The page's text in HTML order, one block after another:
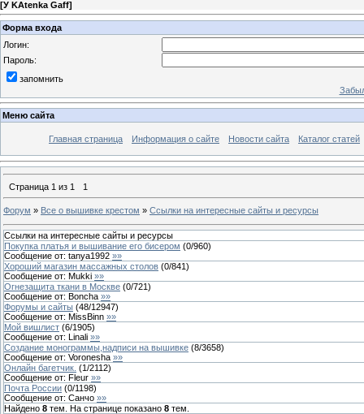
[У KAtenka Gaff]
Форма входа
Логин:
Пароль:
запомнить
Меню сайта
Главная страница Информация о сайте Новости сайта Каталог статей
Страница 1 из 1 1
Форум » Все о вышивке крестом » Ссылки на интересные сайты и ресурсы
Ссылки на интересные сайты и ресурсы
Покупка платья и вышивание его бисером (0/960)
Сообщение от: tanya1992 »»
Хороший магазин массажных столов (0/841)
Сообщение от: Mukki »»
Огнезащита ткани в Москве (0/721)
Сообщение от: Boncha »»
Форумы и сайты (48/12947)
Сообщение от: MissBinn »»
Мой вишлист (6/1905)
Сообщение от: Linali »»
Создание монограммы,надписи на вышивке (8/3658)
Сообщение от: Voronesha »»
Онлайн багетчик. (1/2112)
Сообщение от: Fleur »»
Почта России (0/1198)
Сообщение от: Санчо »»
Найдено 8 тем. На странице показано 8 тем.